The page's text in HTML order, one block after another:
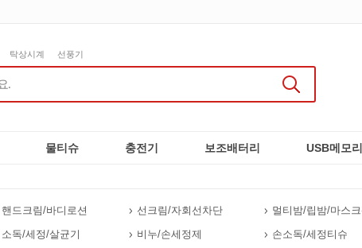
탁상시계 선풍기
물티슈 충전기 보조배터리 USB메모리
핸드크림/바디로션 선크림/자회선차단 멀티밤/립밤/마스크
소독/세정/살균기 비누/손세정제 손소독/세정티슈